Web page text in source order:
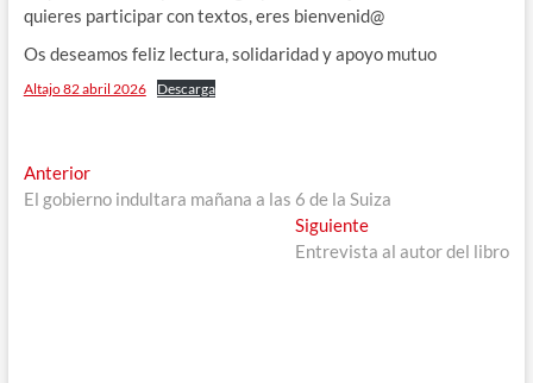
quieres participar con textos, eres bienvenid@
Os deseamos feliz lectura, solidaridad y apoyo mutuo
Altajo 82 abril 2026 Descarga
Navegación
de
AnteriorEntrada
anterior:
El gobierno indultara mañana a las 6 de la Suiza
SiguienteEntrada
siguiente:
Entrevista al autor del libro